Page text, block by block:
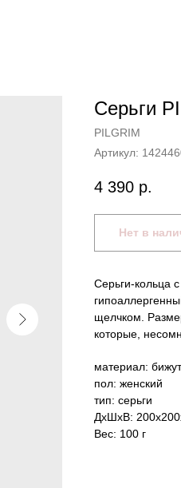
Серьги
PILGRIM
Артикул:
4 390 р.
Нет в
Серьги-кольца
щелчком.
которые,
материал:
пол: женский
тип: серьги
ДxШxВ:
Вес: 100 г